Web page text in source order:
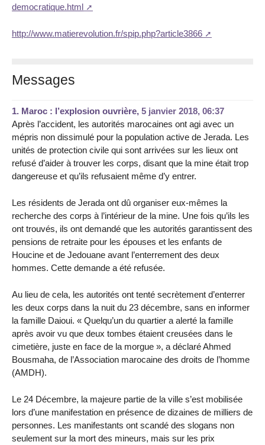
democratique.html
http://www.matierevolution.fr/spip.php?article3866
Messages
1. Maroc : l’explosion ouvrière, 5 janvier 2018, 06:37
Après l’accident, les autorités marocaines ont agi avec un
mépris non dissimulé pour la population active de Jerada. Les
unités de protection civile qui sont arrivées sur les lieux ont
refusé d’aider à trouver les corps, disant que la mine était trop
dangereuse et qu’ils refusaient même d’y entrer.
Les résidents de Jerada ont dû organiser eux-mêmes la
recherche des corps à l’intérieur de la mine. Une fois qu’ils les
ont trouvés, ils ont demandé que les autorités garantissent des
pensions de retraite pour les épouses et les enfants de
Houcine et de Jedouane avant l’enterrement des deux
hommes. Cette demande a été refusée.
Au lieu de cela, les autorités ont tenté secrètement d’enterrer
les deux corps dans la nuit du 23 décembre, sans en informer
la famille Daioui. « Quelqu’un du quartier a alerté la famille
après avoir vu que deux tombes étaient creusées dans le
cimetière, juste en face de la morgue », a déclaré Ahmed
Bousmaha, de l’Association marocaine des droits de l’homme
(AMDH).
Le 24 Décembre, la majeure partie de la ville s’est mobilisée
lors d’une manifestation en présence de dizaines de milliers de
personnes. Les manifestants ont scandé des slogans non
seulement sur la mort des mineurs, mais sur les prix